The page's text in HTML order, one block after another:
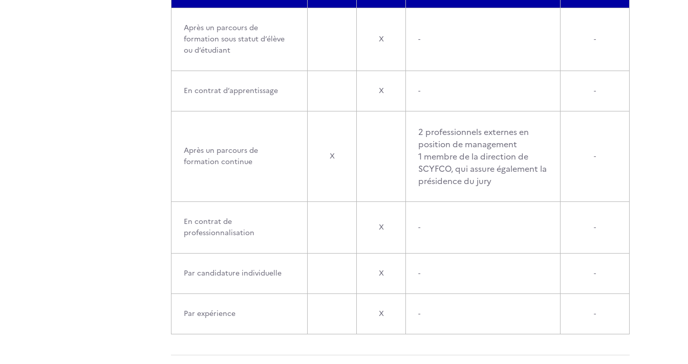
Après un parcours de
formation sous statut d’élève
ou d’étudiant
X - -
En contrat d’apprentissage X - -
Après un parcours de
formation continue
X
2 professionnels externes en
position de management
1 membre de la direction de
SCYFCO, qui assure également la
présidence du jury
-
En contrat de
professionnalisation
X - -
Par candidature individuelle X - -
Par expérience X - -